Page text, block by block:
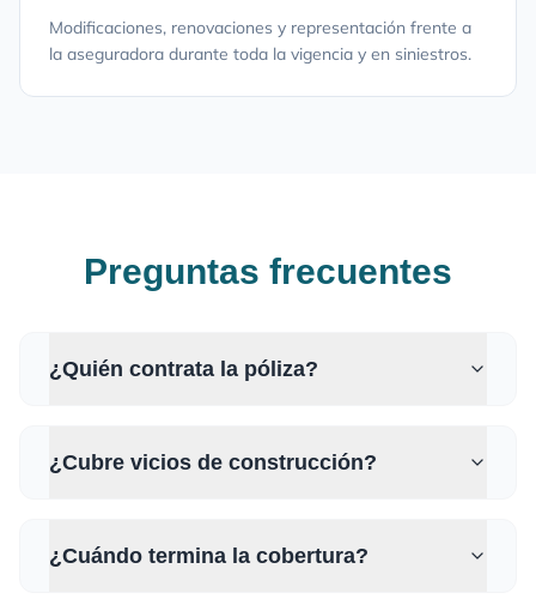
Modificaciones, renovaciones y representación frente a
la aseguradora durante toda la vigencia y en siniestros.
Preguntas frecuentes
¿Quién contrata la póliza?
¿Cubre vicios de construcción?
¿Cuándo termina la cobertura?